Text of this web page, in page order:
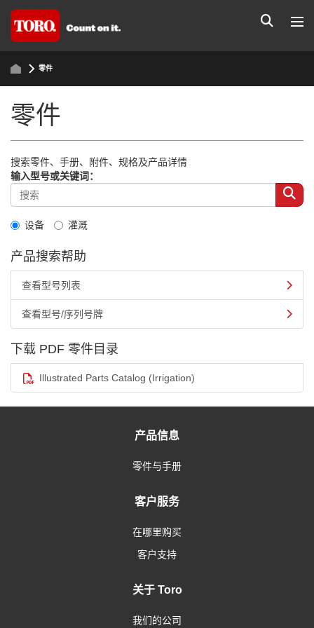
零件
零件
搜索零件、手册、附件、规格及产品详情
输入型号或关键词：
设备 灌溉
产品搜索帮助
查看型号列表
查看型号/序列号牌
下载 PDF 零件目录
Illustrated Parts Catalog (Irrigation)
产品信息
零件与手册
客户服务
在哪里购买
客户支持
关于 Toro
我们的公司